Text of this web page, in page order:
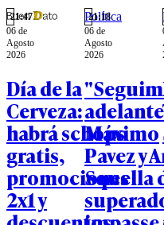
"la ruta del
21:47
06 de
Agosto
2026
Día de la
Cerveza:
habrá schops
gratis,
promociones
2x1 y
Política
21:18
06 de
Agosto
2026
Máximo
Pavez y
Squella